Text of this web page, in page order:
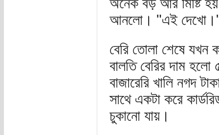
আনলো। "এই
বেরি তোলা শেষে যখন
বালতি বেরির দাম
বাজারেরি খালি নগদ
সাথে একটা করে
চুকানো যায়।